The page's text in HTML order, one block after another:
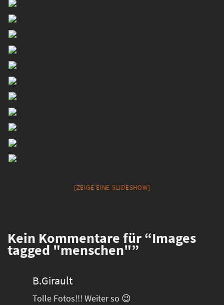
[ZEIGE EINE SLIDESHOW]
Kein Kommentare für “Images
tagged "menschen"”
B.Girault
Tolle Fotos!!! Weiter so 😉